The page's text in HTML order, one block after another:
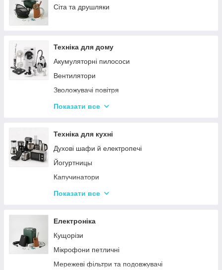
Сервізи
Бульйонниці
Тарілки
Сіта та друшляки
Техніка для дому
Акумуляторні пилососи
Вентилятори
Зволожувачі повітря
Пральні машинки
Набори для грумінгу
Машинки для видалення ковтунців
Праски
Отпариватели
Пилососи
Показати все
Техніка для кухні
Духові шафи й електропечі
Йогуртницы
Капучинатори
Інша дрібна техніка
Сендвічниці та бутербродниці
Соковичавниці
Мультиварки та скороварки
Міксери
Показати все
Електроніка
Кущорізи
Мікрофони петличні
Мережеві фільтри та подовжувачі